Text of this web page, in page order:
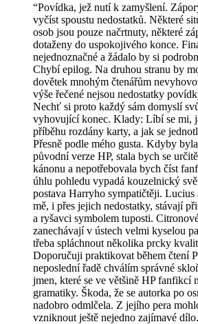
“Povídka, jež nutí k zamyšlení.
vyčíst spoustu nedostatků. Některé
osob jsou pouze načrtnuty, některé
dotaženy do uspokojivého konce.
nejednoznačné a žádalo by si
Chybí epilog. Na druhou stranu by
dovětek mnohým čtenářům
výše řečené nejsou nedostatky
Nechť si proto každý sám domyslí
vyhovující konec. Klady: Líbí se mi,
příběhu rozdány karty, a jak se
Přesně podle mého gusta. Kdyby
původní verze HP, stala bych se
kánonu a nepotřebovala bych číst
úhlu pohledu vypadá kouzelnický
postava Harryho sympatičtěji. Lucius
mě, i přes jejich nedostatky, stávají
a ryšavci symbolem tuposti.
zanechávají v ústech velmi kyselou
třeba spláchnout několika prcky
Doporučuji praktikovat během čtení
neposlední řadě chválím správné
jmen, které se ve většině HP fanfikcí
gramatiky. Škoda, že se autorka po
nadobro odmlčela. Z jejího pera
vzniknout ještě nejedno zajímavé